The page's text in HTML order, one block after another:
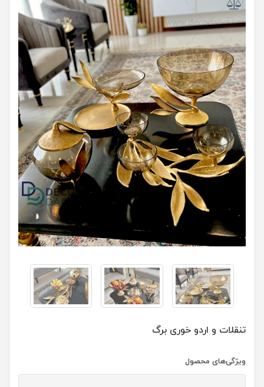
تنقلات و اردو خوری برگ
ویژگی‌های محصول